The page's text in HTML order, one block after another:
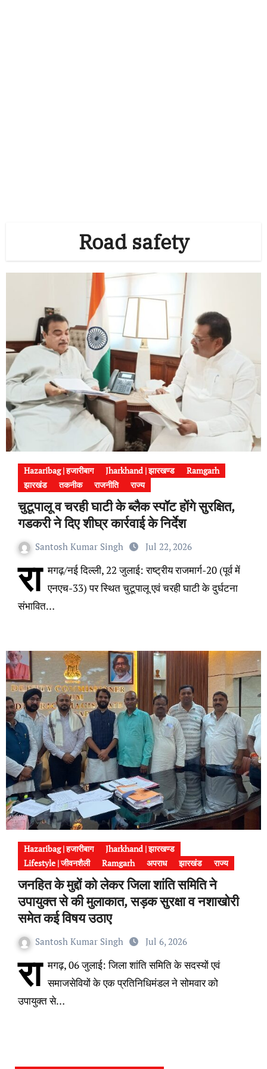
Road safety
Hazaribag | हजारीबाग Jharkhand | झारखण्ड
Ramgarh
झारखंड
तकनीक राजनीति राज्य
चुटूपालू व चरही घाटी के ब्लैक स्पॉट होंगे सुरक्षित,
गडकरी ने दिए शीघ्र कार्रवाई के निर्देश
Santosh Kumar Singh Jul 22, 2026
रा मगढ़/नई दिल्ली, 22 जुलाई: राष्ट्रीय राजमार्ग-20 (पूर्व में
एनएच-33) पर स्थित चुटूपालू एवं चरही घाटी के दुर्घटना
संभावित…
Hazaribag | हजारीबाग
Jharkhand | झारखण्ड
Lifestyle | जीवनशैली
Ramgarh अपराध झारखंड राज्य
जनहित के मुद्दों को लेकर जिला शांति समिति ने
उपायुक्त से की मुलाकात, सड़क सुरक्षा व नशाखोरी
समेत कई विषय उठाए
Santosh Kumar Singh Jul 6, 2026
रा मगढ़, 06 जुलाई: जिला शांति समिति के सदस्यों एवं
समाजसेवियों के एक प्रतिनिधिमंडल ने सोमवार को
उपायुक्त से…